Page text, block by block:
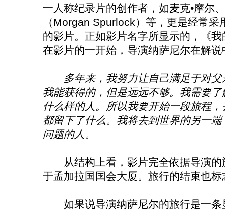
一人称纪录片的创作者，如麦克•摩尔
（Morgan Spurlock）等，更是经常
的影片。正如影片名字所显示的，《
在影片的一开始，导演纳萨尼尔在解说
多年来，我努力让自己满足于对
我能获得的，但是远远不够。我需要
什么样的人。所以我要开始一段旅程
都留下了什么。我将去到世界的另一
问题的人。
从结构上看，影片完全依据导演的
于孟加拉国国会大厦。旅行的结束也
如果说导演纳萨尼尔的旅行是一条